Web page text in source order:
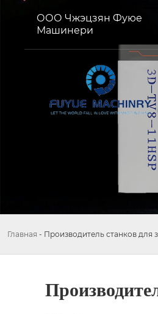
ООО Чжэцзян Фуюе
Машинери
Главная - Производитель станков для